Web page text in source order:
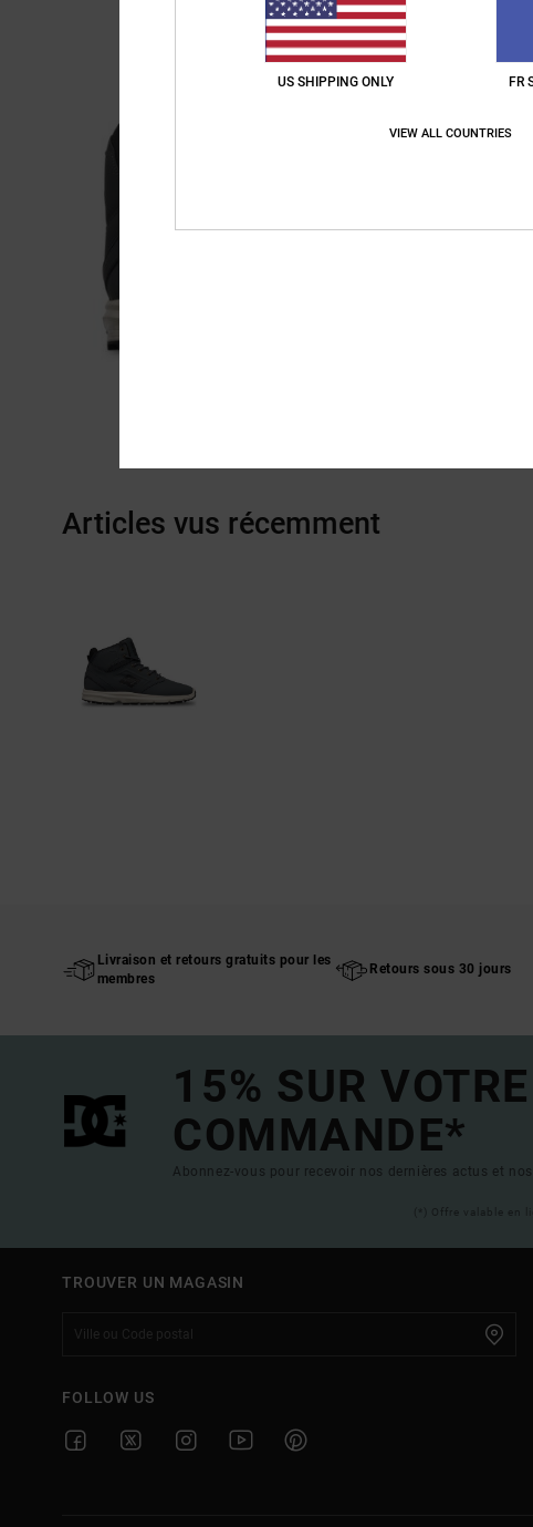
Articles vus récemment
Livraison et retours gratuits pour les
membres
Retours sous 30 jours
15% SUR
COMMANDE*
Abonnez-vous pour recevoir nos dernières actus et
(*) Offre valable
TROUVER UN MAGASIN
FOLLOW US
US SHIPPING ONLY FR
VIEW ALL COUNTRIES